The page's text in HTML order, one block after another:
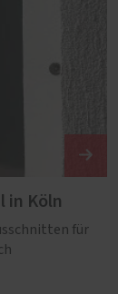
Köln
für